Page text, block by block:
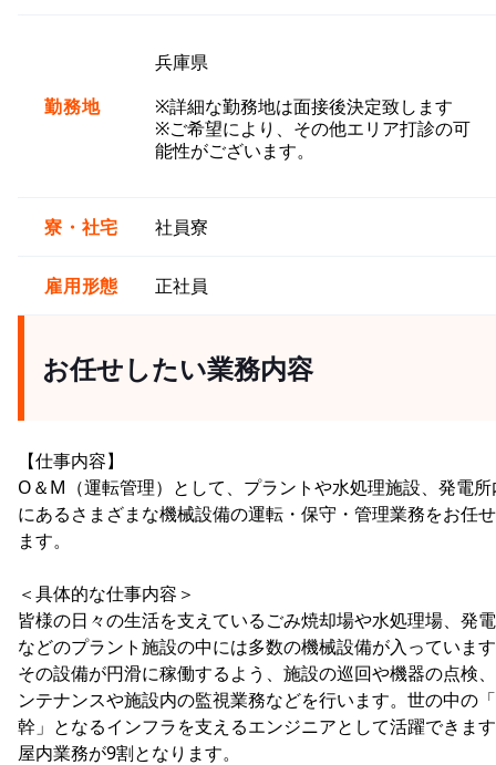
勤務地
兵庫県
※詳細な勤務地は面接後決定致します
※ご希望により、その他エリア打診の可
能性がございます。
寮・社宅 社員寮
雇用形態 正社員
お任せしたい業務内容
【仕事内容】
O＆M（運転管理）として、プラントや水処理施設、発電所
にあるさまざまな機械設備の運転・保守・管理業務をお任
ます。
＜具体的な仕事内容＞
皆様の日々の生活を支えているごみ焼却場や水処理場、発
などのプラント施設の中には多数の機械設備が入っていま
その設備が円滑に稼働するよう、施設の巡回や機器の点検
ンテナンスや施設内の監視業務などを行います。世の中の
幹」となるインフラを支えるエンジニアとして活躍できま
屋内業務が9割となります。